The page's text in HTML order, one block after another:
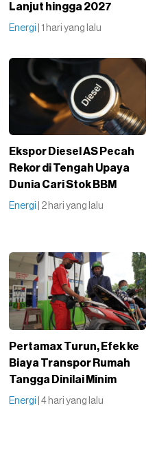
Lanjut hingga 2027
Energi | 1 hari yang lalu
Ekspor Diesel AS Pecah
Rekor di Tengah Upaya
Dunia Cari Stok BBM
Energi | 2 hari yang lalu
Pertamax Turun, Efek ke
Biaya Transpor Rumah
Tangga Dinilai Minim
Energi | 4 hari yang lalu